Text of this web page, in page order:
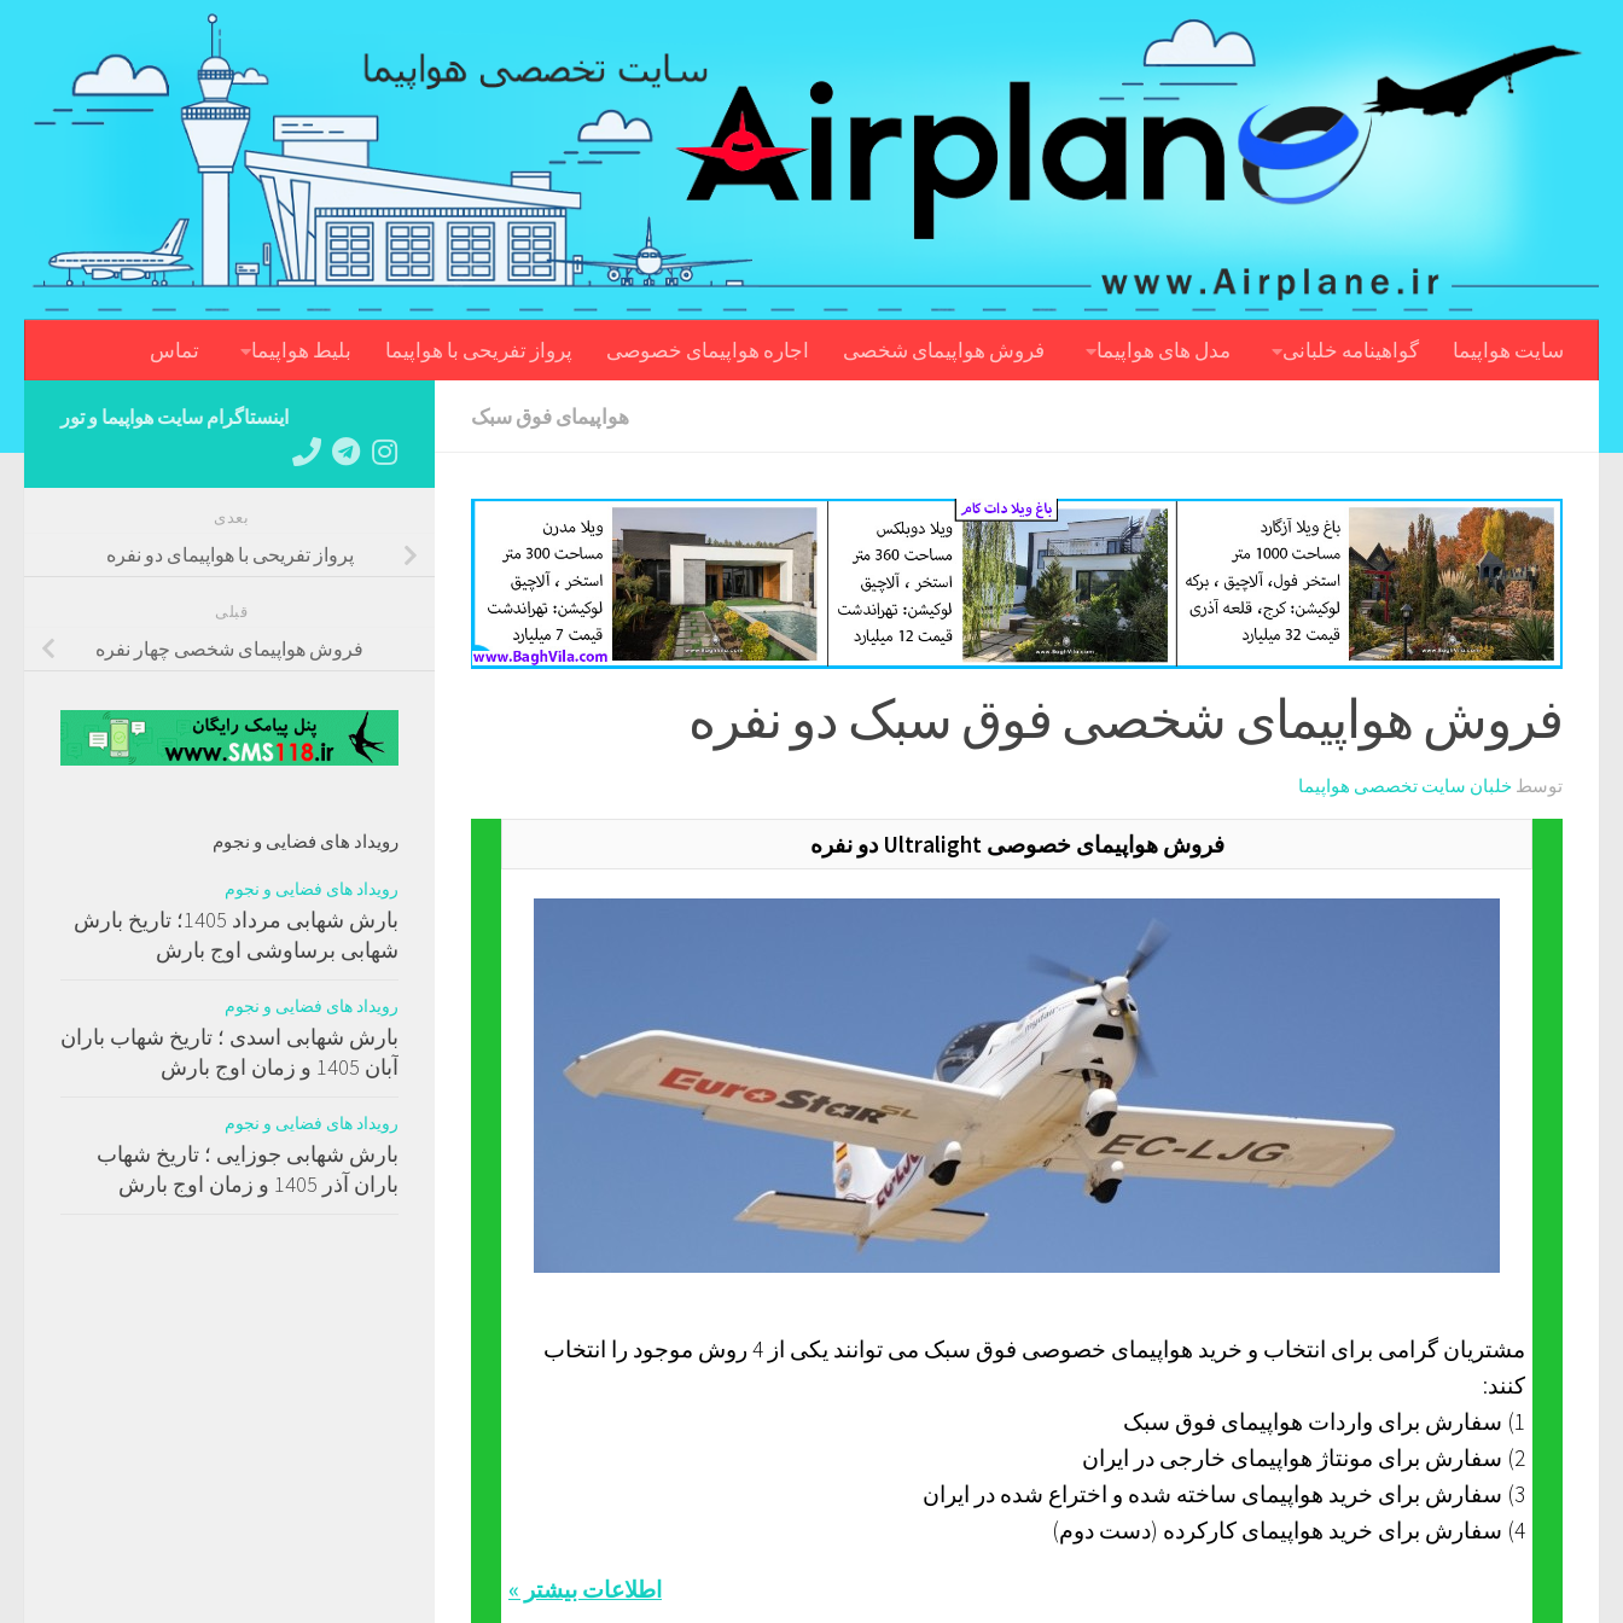
سایت هواپیما گواهینامه خلبانی مدل های هواپیما فروش هواپیمای شخصی اجاره هواپیمای خصوصی پرواز تفریحی با هواپیما بلیط هواپیما تماس
هواپیمای فوق سبک
فروش هواپیمای شخصی فوق سبک دو نفره
توسط خلبان سایت تخصصی هواپیما
فروش هواپیمای خصوصی Ultralight دو نفره
مشتریان گرامی برای انتخاب و خرید هواپیمای خصوصی فوق سبک می توانند یکی از 4 روش موجود را انتخاب
کنند:
1) سفارش برای واردات هواپیمای فوق سبک
2) سفارش برای مونتاژ هواپیمای خارجی در ایران
3) سفارش برای خرید هواپیمای ساخته شده و اختراع شده در ایران
4) سفارش برای خرید هواپیمای کارکرده (دست دوم)
اطلاعات بیشتر »
اینستاگرام سایت هواپیما و تور
بعدی
پرواز تفریحی با هواپیمای دو نفره
قبلی
فروش هواپیمای شخصی چهار نفره
رویداد های فضایی و نجوم
رویداد های فضایی و نجوم
بارش شهابی مرداد 1405؛ تاریخ بارش
شهابی برساوشی اوج بارش
رویداد های فضایی و نجوم
بارش شهابی اسدی ؛ تاریخ شهاب باران
آبان 1405 و زمان اوج بارش
رویداد های فضایی و نجوم
بارش شهابی جوزایی ؛ تاریخ شهاب
باران آذر 1405 و زمان اوج بارش